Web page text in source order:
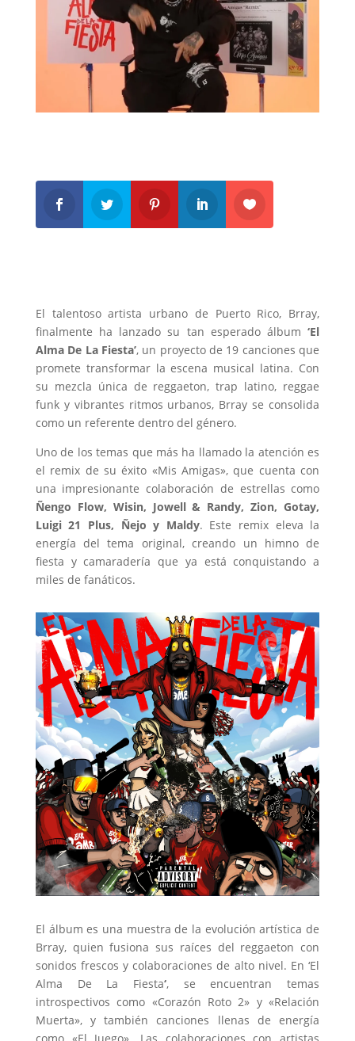
El talentoso artista urbano de Puerto Rico, Brray,
finalmente ha lanzado su tan esperado álbum‘El
Alma De La Fiesta’, un proyecto de 19 canciones que
promete transformar la escena musical latina. Con
su mezcla única de reggaeton, trap latino, reggae
funk y vibrantes ritmos urbanos, Brray se consolida
como un referente dentro del género.
Uno de los temas que más ha llamado la atención es
el remix de su éxito «Mis Amigas», que cuenta con
una impresionante colaboración de estrellas como
Ñengo Flow, Wisin, Jowell & Randy, Zion, Gotay,
Luigi 21 Plus, Ñejo y Maldy. Este remix eleva la
energía del tema original, creando un himno de
fiesta y camaradería que ya está conquistando a
miles de fanáticos.
El álbum es una muestra de la evolución artística de
Brray, quien fusiona sus raíces del reggaeton con
sonidos frescos y colaboraciones de alto nivel. En ‘El
Alma De La Fiesta‘, se encuentran temas
introspectivos como «Corazón Roto 2» y «Relación
Muerta», y también canciones llenas de energía